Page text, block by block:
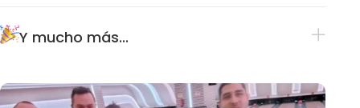
Y mucho más...